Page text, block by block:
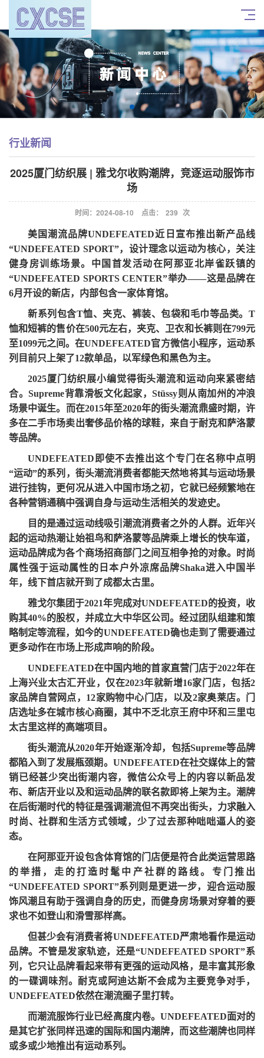
行业新闻
2025厦门纺织展 | 雅戈尔收购潮牌，竞逐运动服饰市
场
时间：2024-08-10 点击： 239 次
美国潮流品牌UNDEFEATED近日宣布推出新产品线
“UNDEFEATED SPORT”，设计理念以运动为核心，关注
健身房训练场景。中国首发活动在阿那亚北岸雀跃镇的
“UNDEFEATED SPORTS CENTER”举办——这是品牌在
6月开设的新店，内部包含一家体育馆。
新系列包含T恤、夹克、裤装、包袋和毛巾等品类。T
恤和短裤的售价在500元左右，夹克、卫衣和长裤则在799元
至1099元之间。在UNDEFEATED官方微信小程序，运动系
列目前只上架了12款单品，以军绿色和黑色为主。
2025厦门纺织展小编觉得街头潮流和运动向来紧密结
合。 Supreme背靠滑板文化起家，Stüssy则从南加州的冲浪
场景中诞生。而在2015年至2020年的街头潮流鼎盛时期，许
多在二手市场卖出奢侈品价格的球鞋，来自于耐克和萨洛蒙
等品牌。
UNDEFEATED即使不去推出这个专门在名称中点明
“运动”的系列，街头潮流消费者都能天然地将其与运动场景
进行挂钩，更何况从进入中国市场之初，它就已经频繁地在
各种营销通稿中强调自身与运动生活相关的发迹史。
目的是通过运动线吸引潮流消费者之外的人群。近年兴
起的运动热潮让始祖鸟和萨洛蒙等品牌乘上增长的快车道，
运动品牌成为各个商场招商部门之间互相争抢的对象。时尚
属性强于运动属性的日本户外凉席品牌Shaka进入中国半
年，线下首店就开到了成都太古里。
雅戈尔集团于2021年完成对UNDEFEATED的投资，收
购其40%的股权，并成立大中华区公司。经过团队组建和策
略制定等流程，如今的UNDEFEATED确也走到了需要通过
更多动作在市场上形成声响的阶段。
UNDEFEATED在中国内地的首家直营门店于2022年在
上海兴业太古汇开业，仅在2023年就新增16家门店，包括2
家品牌自营网点，12家购物中心门店，以及2家奥莱店。门
店选址多在城市核心商圈，其中不乏北京王府中环和三里屯
太古里这样的高端项目。
街头潮流从2020年开始逐渐冷却，包括Supreme等品牌
都陷入到了发展瓶颈期。UNDEFEATED在社交媒体上的营
销已经甚少突出街潮内容，微信公众号上的内容以新品发
布、新店开业以及和运动品牌的联名款即将上架为主。潮牌
在后街潮时代的特征是强调潮流但不再突出街头，力求融入
时尚、社群和生活方式领域，少了过去那种咄咄逼人的姿
态。
在阿那亚开设包含体育馆的门店便是符合此类运营思路
的举措，走的打造时髦中产社群的路线。专门推出
“UNDEFEATED SPORT”系列则是更进一步，迎合运动服
饰风潮且有助于强调自身的历史，而健身房场景对穿着的要
求也不如登山和滑雪那样高。
但甚少会有消费者将UNDEFEATED严肃地看作是运动
品牌。不管是发家轨迹，还是“UNDEFEATED SPORT”系
列，它只让品牌看起来带有更强的运动风格，是丰富其形象
的一碟调味剂。耐克或阿迪达斯不会成为主要竞争对手，
UNDEFEATED依然在潮流圈子里打转。
而潮流服饰行业已经高度内卷。 UNDEFEATED面对的
是其它扩张同样迅速的国际和国内潮牌，而这些潮牌也同样
或多或少地推出有运动系列。